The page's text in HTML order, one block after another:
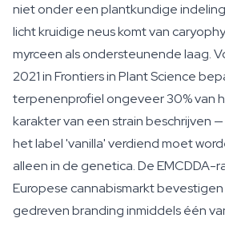
niet onder een plantkundige
licht kruidige neus komt van
myrceen als ondersteunende laag.
2021 in Frontiers in Plant Science
terpenenprofiel ongeveer 30% van
karakter van een strain beschrijven
het label 'vanilla' verdiend moet
alleen in de genetica. De EMCDDA-
Europese cannabismarkt
gedreven branding inmiddels één